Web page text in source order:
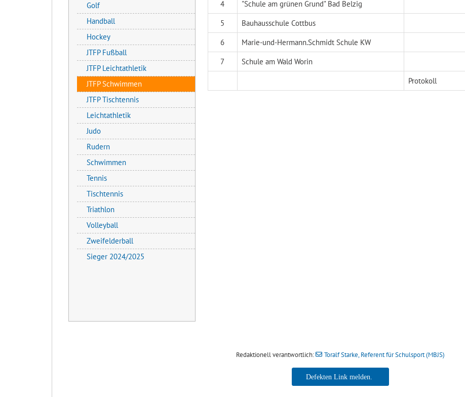
4
"Schule am grünen Grund" Bad Belzig
5
Bauhausschule Cottbus
6
Marie-und-Hermann.Schmidt Schule KW
7
Schule am Wald Worin
Protokoll
Golf
Handball
Hockey
JTFP Fußball
JTFP Leichtathletik
JTFP Schwimmen
JTFP Tischtennis
Leichtathletik
Judo
Rudern
Schwimmen
Tennis
Tischtennis
Triathlon
Volleyball
Zweifelderball
Sieger 2024/2025
Redaktionell verantwortlich: Toralf Starke, Referent für Schulsport (MBJS)
Toralf Starke, Referent für